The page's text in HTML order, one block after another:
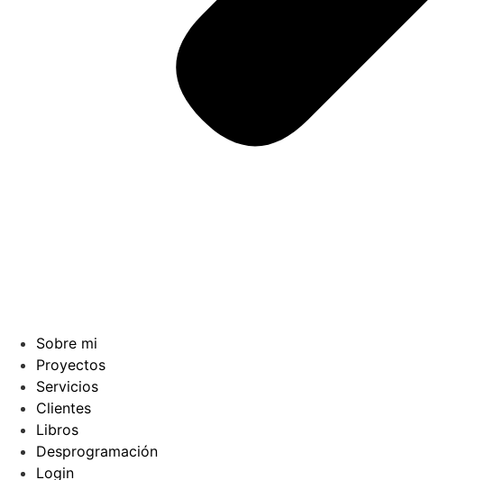
Sobre mi
Proyectos
Servicios
Clientes
Libros
Desprogramación
Login